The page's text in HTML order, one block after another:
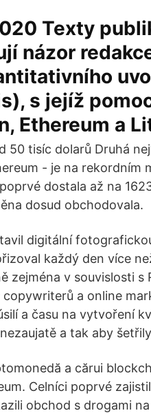
Texty
názor
s jejíž
Ethereum a
50 tisíc dolarů Druhá
- je na rekordním
dostala až na
dosud obchodovala.
digitální
každý den více
v souvislosti s
copywriterů a online
a času na vytvoření
a tak aby
a cărui
Celníci poprvé
obchod s drogami